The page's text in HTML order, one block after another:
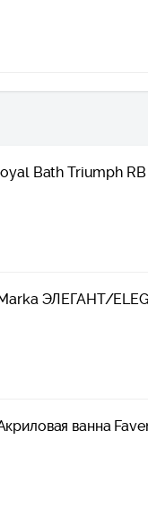
Bath Triumph
ЭЛЕГАНТ/
ванна